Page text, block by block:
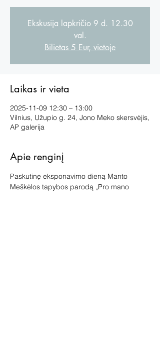
Ekskusija lapkričio 9 d. 12.30
val.
Bilietas 5 Eur, vietoje
Laikas ir vieta
2025-11-09 12:30 – 13:00
Vilnius, Užupio g. 24, Jono Meko skersvėjis,
AP galerija
Apie renginį
Paskutinę eksponavimo dieną Manto
Meškėlos tapybos parodą „Pro mano